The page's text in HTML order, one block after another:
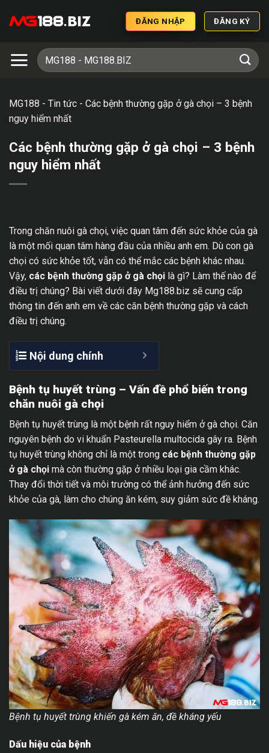
ĐĂNG NHẬP ĐĂNG KÝ
MG188 - Tin tức - Các bệnh thường gặp ở gà chọi – 3 bệnh
nguy hiểm nhất
Các bệnh thường gặp ở gà chọi – 3 bệnh
nguy hiểm nhất
Trong chăn nuôi gà chọi, việc quan tâm đến sức khỏe của gà
là một mối quan tâm hàng đầu của nhiều anh em. Dù con gà
chọi có sức khỏe tốt, vẫn có thể mắc các bệnh khác nhau.
Vậy, các bệnh thường gặp ở gà chọi là gì? Làm thế nào để
điều trị chúng? Bài viết dưới đây Mg188.biz sẽ cung cấp
thông tin đến anh em về các căn bệnh thường gặp và cách
điều trị chúng.
Nội dung chính
Bệnh tụ huyết trùng – Vấn đề phổ biến trong
chăn nuôi gà chọi
Bệnh tụ huyết trùng là một bệnh rất nguy hiểm ở gà chọi. Căn
nguyên bệnh do vi khuẩn Pasteurella multocida gây ra. Bệnh
tụ huyết trùng không chỉ là một trong các bệnh thường gặp
ở gà chọi mà còn thường gặp ở nhiều loại gia cầm khác.
Thay đổi thời tiết và môi trường có thể ảnh hưởng đến sức
khỏe của gà, làm cho chúng ăn kém, suy giảm sức đề kháng.
Bệnh tụ huyết trùng khiến gà kém ăn, đề kháng yếu
Dấu hiệu của bệnh